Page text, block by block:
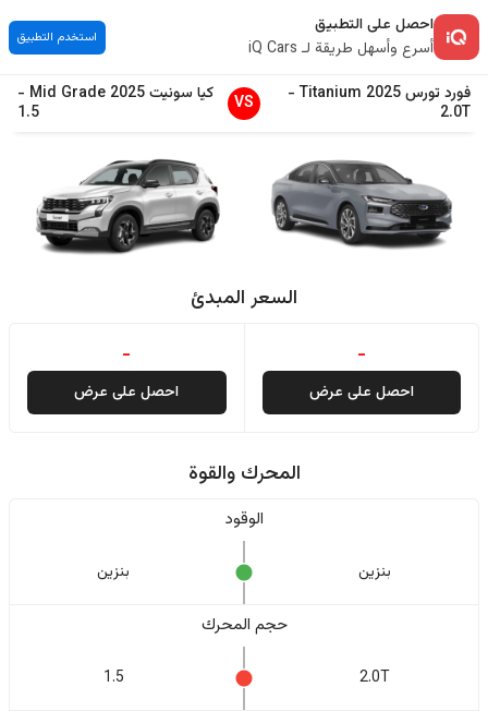
احصل على التطبيق
أسرع وأسهل طريقة لـ iQ Cars
استخدم التطبيق
فوردتورس2025
Titanium
-
2.0T
VS كيا سونيت2025
Mid Grade
-
1.5
السعر المبدئ
-
احصل على عرض
-
احصل على عرض
المحرك والقوة
الوقود
بنزين بنزين
حجم المحرك
2.0T
1.5